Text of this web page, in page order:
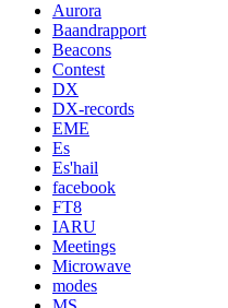
Aurora
Baandrapport
Beacons
Contest
DX
DX-records
EME
Es
Es'hail
facebook
FT8
IARU
Meetings
Microwave
modes